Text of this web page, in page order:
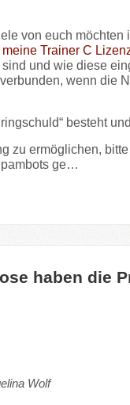
von euch
Trainer C
und wie diese
wenn die
besteht
zu ermöglichen,
ge…
haben die
Wolf